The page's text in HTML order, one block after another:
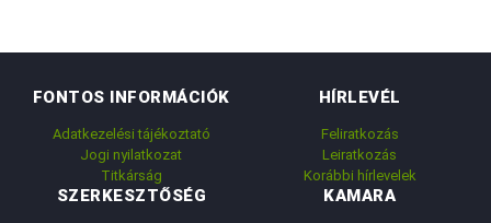
FONTOS INFORMÁCIÓK
Adatkezelési tájékoztató
Jogi nyilatkozat
Titkárság
HÍRLEVÉL
Feliratkozás
Leiratkozás
Korábbi hírlevelek
SZERKESZTŐSÉG KAMARA